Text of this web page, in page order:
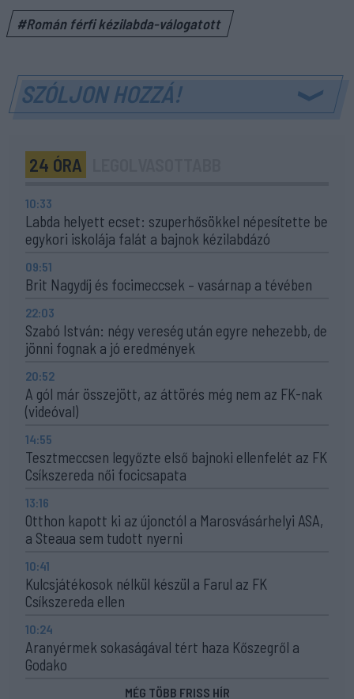
#Román férfi kézilabda-válogatott
SZÓLJON HOZZÁ!
24 ÓRA
10:33
Labda helyett ecset: szuperhősökkel népesítette be
egykori iskolája falát a bajnok kézilabdázó
09:51
Brit Nagydíj és focimeccsek – vasárnap a tévében
22:03
Szabó István: négy vereség után egyre nehezebb, de
jönni fognak a jó eredmények
20:52
A gól már összejött, az áttörés még nem az FK-nak
(videóval)
14:55
Tesztmeccsen legyőzte első bajnoki ellenfelét az FK
Csíkszereda női focicsapata
13:16
Otthon kapott ki az újonctól a Marosvásárhelyi ASA,
a Steaua sem tudott nyerni
10:41
Kulcsjátékosok nélkül készül a Farul az FK
Csíkszereda ellen
10:24
Aranyérmek sokaságával tért haza Kőszegről a
Godako
MÉG TÖBB FRISS HÍR